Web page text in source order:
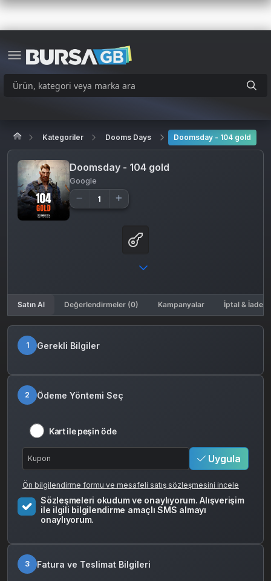
Kategoriler Dooms Days Doomsday - 104 gold
Doomsday - 104 gold
Google
Satın Al Değerlendirmeler (0) Kampanyalar İptal & İade
1 Gerekli Bilgiler
2 Ödeme Yöntemi Seç
Kart ile peşin öde
Uygula
Ön bilgilendirme formu ve mesafeli satış sözleşmesini incele
Sözleşmeleri okudum ve onaylıyorum. Alışverişim
ile ilgili bilgilendirme amaçlı SMS almayı
onaylıyorum.
3 Fatura ve Teslimat Bilgileri